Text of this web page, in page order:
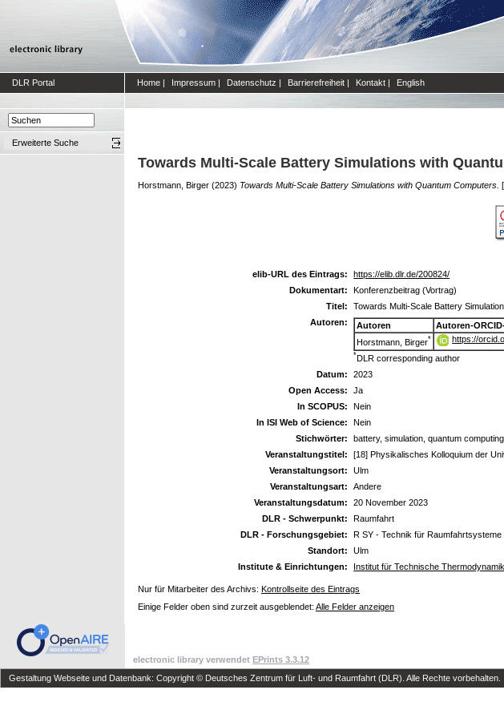
DLR Portal Home | Impressum | Datenschutz | Barrierefreiheit | Kontakt | English
Erweiterte Suche
Towards Multi-Scale Battery Simulations with
Horstmann, Birger (2023) Towards Multi-Scale Battery Simulations with Quantum Computers.
elib-URL des Eintrags:
https://elib.dlr.de/200824/
Dokumentart:
Konferenzbeitrag (Vortrag)
Titel:
Towards Multi-Scale Battery
Autoren:
Autoren
Autoren-
Horstmann, Birger* https://
*DLR corresponding author
Datum:
2023
Open Access:
Ja
In SCOPUS:
Nein
In ISI Web of Science:
Nein
Stichwörter:
battery, simulation, quantum computing
Veranstaltungstitel:
[18] Physikalisches Kolloquium der
Veranstaltungsort:
Ulm
Veranstaltungsart:
Andere
Veranstaltungsdatum:
20 November 2023
DLR - Schwerpunkt:
Raumfahrt
DLR - Forschungsgebiet:
R SY - Technik für Raumfahrtsysteme
Standort:
Ulm
Institute & Einrichtungen:
Institut für Technische
Nur für Mitarbeiter des Archivs: Kontrollseite des Eintrags
Einige Felder oben sind zurzeit ausgeblendet: Alle Felder anzeigen
electronic library verwendet EPrints 3.3.12
Gestaltung Webseite und Datenbank: Copyright © Deutsches Zentrum für Luft- und Raumfahrt (DLR). Alle Rechte vorbehalten.